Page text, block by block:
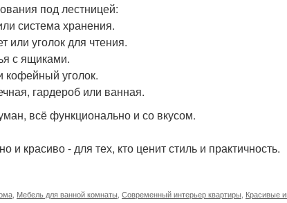
под лестницей:
система хранения.
или уголок для чтения.
с ящиками.
уголок.
гардероб или ванная.
всё функционально и со вкусом.
и красиво - для тех, кто ценит стиль и практичность.
Мебель для ванной комнаты Современный интерьер квартиры Красивые